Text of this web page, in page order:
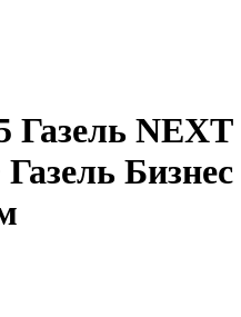
Газель NEXT
Бизнес